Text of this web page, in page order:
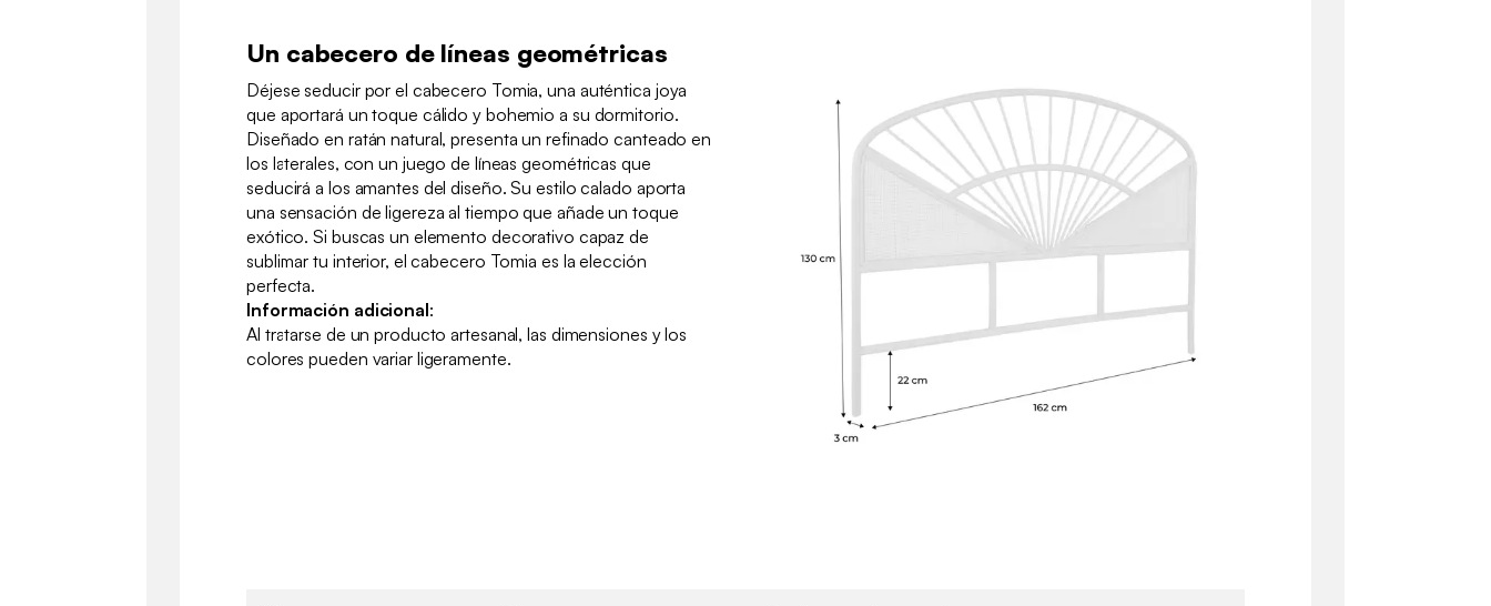
Un cabecero de líneas geométricas
Déjese seducir por el cabecero Tomia, una auténtica joya
que aportará un toque cálido y bohemio a su dormitorio.
Diseñado en ratán natural, presenta un refinado canteado en
los laterales, con un juego de líneas geométricas que
seducirá a los amantes del diseño. Su estilo calado aporta
una sensación de ligereza al tiempo que añade un toque
exótico. Si buscas un elemento decorativo capaz de
sublimar tu interior, el cabecero Tomia es la elección
perfecta.
Información adicional:
Al tratarse de un producto artesanal, las dimensiones y los
colores pueden variar ligeramente.